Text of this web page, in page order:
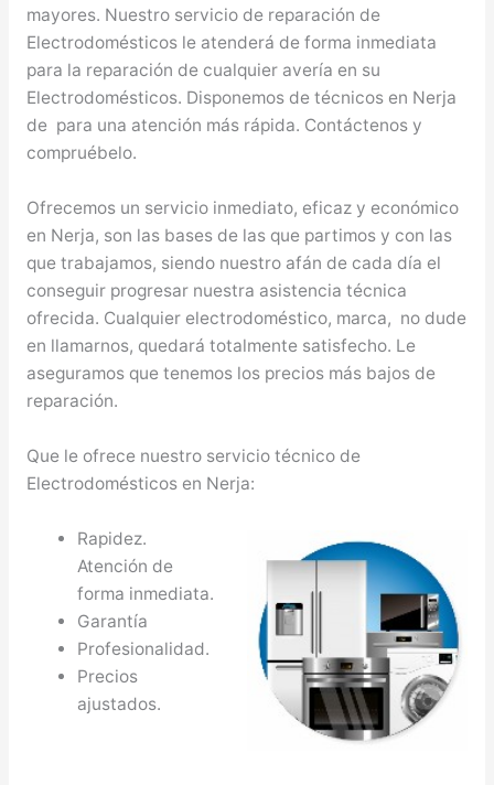
mayores. Nuestro servicio de reparación de
Electrodomésticos le atenderá de forma inmediata
para la reparación de cualquier avería en su
Electrodomésticos. Disponemos de técnicos en Nerja
de para una atención más rápida. Contáctenos y
compruébelo.
Ofrecemos un servicio inmediato, eficaz y económico
en Nerja, son las bases de las que partimos y con las
que trabajamos, siendo nuestro afán de cada día el
conseguir progresar nuestra asistencia técnica
ofrecida. Cualquier electrodoméstico, marca, no dude
en llamarnos, quedará totalmente satisfecho. Le
aseguramos que tenemos los precios más bajos de
reparación.
Que le ofrece nuestro servicio técnico de
Electrodomésticos en Nerja:
Rapidez.
Atención de
forma inmediata.
Garantía
Profesionalidad.
Precios
ajustados.